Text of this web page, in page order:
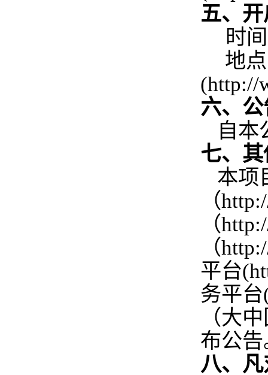
五、
时
地
(http://
六、
自本
七、
本项
（
（
（
平台
务平台
（大
布公告
八、